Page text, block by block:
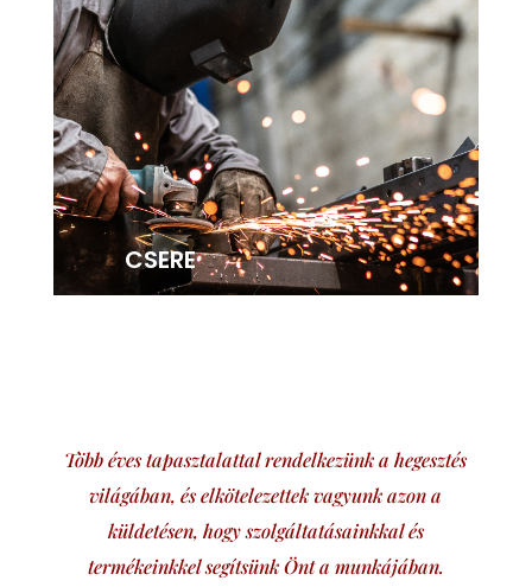
CSERE
Több éves tapasztalattal rendelkezünk a hegesztés
világában, és elkötelezettek vagyunk azon a
küldetésen, hogy szolgáltatásainkkal és
termékeinkkel segítsünk Önt a munkájában.